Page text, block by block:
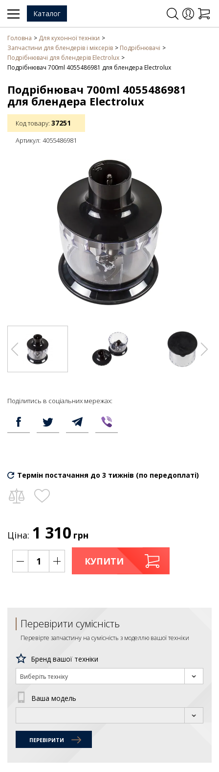
Каталог
Головна
Для кухонної техніки
Запчастини для блендерів і міксерів
Подрібнювачі
Подрібнювачі для блендерів Electrolux
Подрібнювач 700ml 4055486981 для блендера Electrolux
Подрібнювач 700ml 4055486981
для блендера Electrolux
Код товару: 37251
Артикул: 4055486981
Поділитись в соціальних мережах:
Термін постачання до 3 тижнів (по передоплаті)
Ціна: 1 310 грн
КУПИТИ
Перевірити сумісність
Перевірте запчастину на сумісність з моделлю вашої техніки
Бренд вашої техніки
Виберіть техніку
Ваша модель
ПЕРЕВІРИТИ